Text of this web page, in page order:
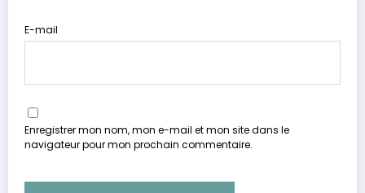
E-mail
Enregistrer mon nom, mon e-mail et mon site dans le
navigateur pour mon prochain commentaire.